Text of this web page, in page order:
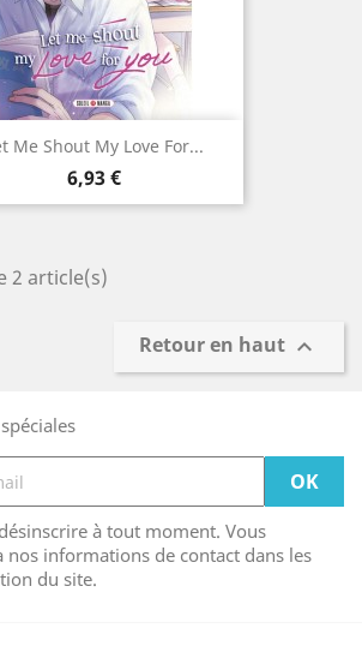
Me Shout My Love For...
Prix
6,93 €
2 article(s)
Retour en haut 
à tout moment. Vous
nos informations de contact dans les
du site.